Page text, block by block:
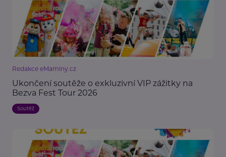
Redakce eMaminy.cz
Ukončení soutěže o exkluzivní VIP zážitky na
Bezva Fest Tour 2026
Soutěž